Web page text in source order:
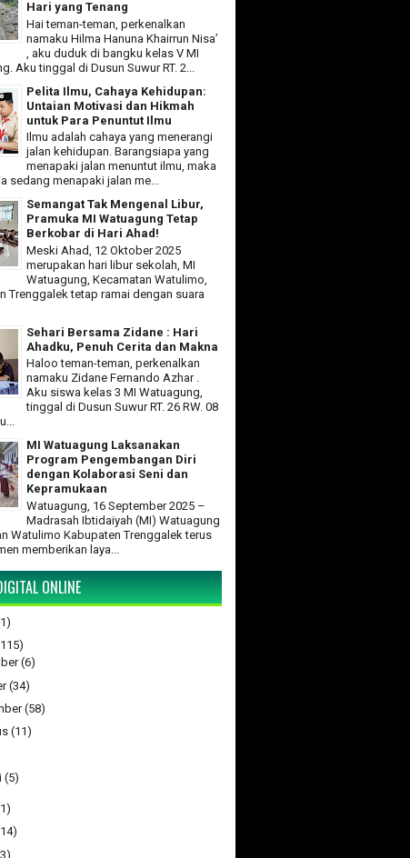
Hari yang Tenang
Hai teman-teman, perkenalkan
namaku Hilma Hanuna Khairrun Nisa’
, aku duduk di bangku kelas V MI
Aku tinggal di Dusun Suwur RT. 2...
Pelita Ilmu, Cahaya Kehidupan:
Untaian Motivasi dan Hikmah
untuk Para Penuntut Ilmu
Ilmu adalah cahaya yang menerangi
jalan kehidupan. Barangsiapa yang
menapaki jalan menuntut ilmu, maka
sedang menapaki jalan me...
Semangat Tak Mengenal Libur,
Pramuka MI Watuagung Tetap
Berkobar di Hari Ahad!
Meski Ahad, 12 Oktober 2025
merupakan hari libur sekolah, MI
Watuagung, Kecamatan Watulimo,
Trenggalek tetap ramai dengan suara
Sehari Bersama Zidane : Hari
Ahadku, Penuh Cerita dan Makna
Haloo teman-teman, perkenalkan
namaku Zidane Fernando Azhar .
Aku siswa kelas 3 MI Watuagung,
tinggal di Dusun Suwur RT. 26 RW. 08
MI Watuagung Laksanakan
Program Pengembangan Diri
dengan Kolaborasi Seni dan
Kepramukaan
Watuagung, 16 September 2025 –
Madrasah Ibtidaiyah (MI) Watuagung
Watulimo Kabupaten Trenggalek terus
memberikan laya...
ONLINE
(6)
(34)
(58)
(11)
(5)